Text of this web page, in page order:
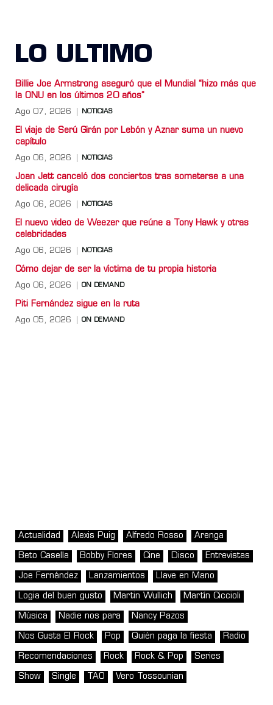
LO ULTIMO
Billie Joe Armstrong aseguró que el Mundial “hizo más que
la ONU en los últimos 20 años”
Ago 07, 2026 NOTICIAS
El viaje de Serú Girán por Lebón y Aznar suma un nuevo
capítulo
Ago 06, 2026 NOTICIAS
Joan Jett canceló dos conciertos tras someterse a una
delicada cirugía
Ago 06, 2026 NOTICIAS
El nuevo video de Weezer que reúne a Tony Hawk y otras
celebridades
Ago 06, 2026 NOTICIAS
Cómo dejar de ser la víctima de tu propia historia
Ago 06, 2026 ON DEMAND
Piti Fernández sigue en la ruta
Ago 05, 2026 ON DEMAND
Actualidad Alexis Puig Alfredo Rosso Arenga
Beto Casella Bobby Flores Cine Disco Entrevistas
Joe Fernández Lanzamientos Llave en Mano
Logia del buen gusto Martin Wullich Martín Ciccioli
Música Nadie nos para Nancy Pazos
Nos Gusta El Rock Pop Quién paga la fiesta Radio
Recomendaciones Rock Rock & Pop Series
Show Single TAO Vero Tossounian